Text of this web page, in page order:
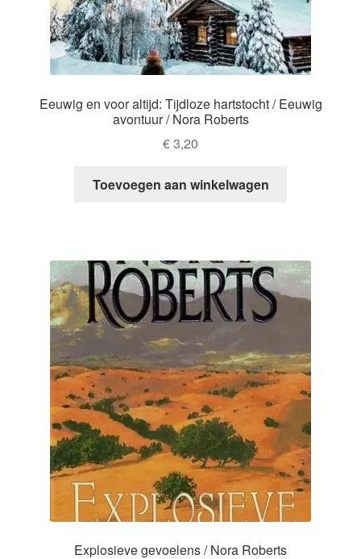
Eeuwig en voor altijd: Tijdloze hartstocht / Eeuwig
avontuur / Nora Roberts
€3,20
Toevoegen aan winkelwagen
Explosieve gevoelens / Nora Roberts